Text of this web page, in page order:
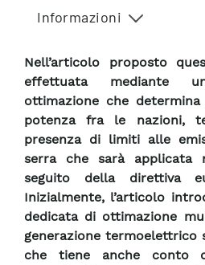
Informazioni
Nell’articolo proposto
effettuata mediante
ottimazione che
potenza fra le nazioni,
presenza di limiti alle
serra che sarà applicata
seguito della direttiva
Inizialmente, l’articolo
dedicata di ottimazione
generazione termoelettrico
che tiene anche conto